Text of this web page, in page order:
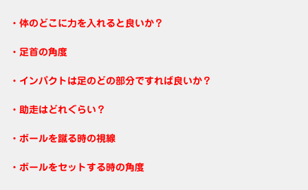
・体のどこに力を入れると良いか？
・足首の角度
・インパクトは足のどの部分ですれば良いか？
・助走はどれぐらい？
・ボールを蹴る時の視線
・ボールをセットする時の角度